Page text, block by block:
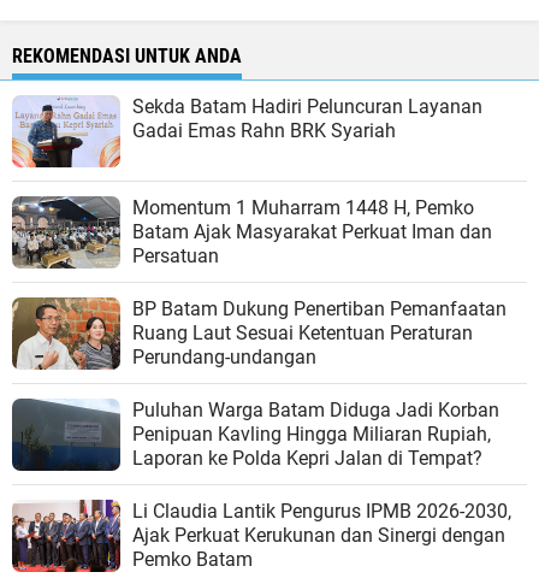
REKOMENDASI UNTUK ANDA
Sekda Batam Hadiri Peluncuran Layanan
Gadai Emas Rahn BRK Syariah
Momentum 1 Muharram 1448 H, Pemko
Batam Ajak Masyarakat Perkuat Iman dan
Persatuan
BP Batam Dukung Penertiban Pemanfaatan
Ruang Laut Sesuai Ketentuan Peraturan
Perundang-undangan
Puluhan Warga Batam Diduga Jadi Korban
Penipuan Kavling Hingga Miliaran Rupiah,
Laporan ke Polda Kepri Jalan di Tempat?
Li Claudia Lantik Pengurus IPMB 2026-2030,
Ajak Perkuat Kerukunan dan Sinergi dengan
Pemko Batam